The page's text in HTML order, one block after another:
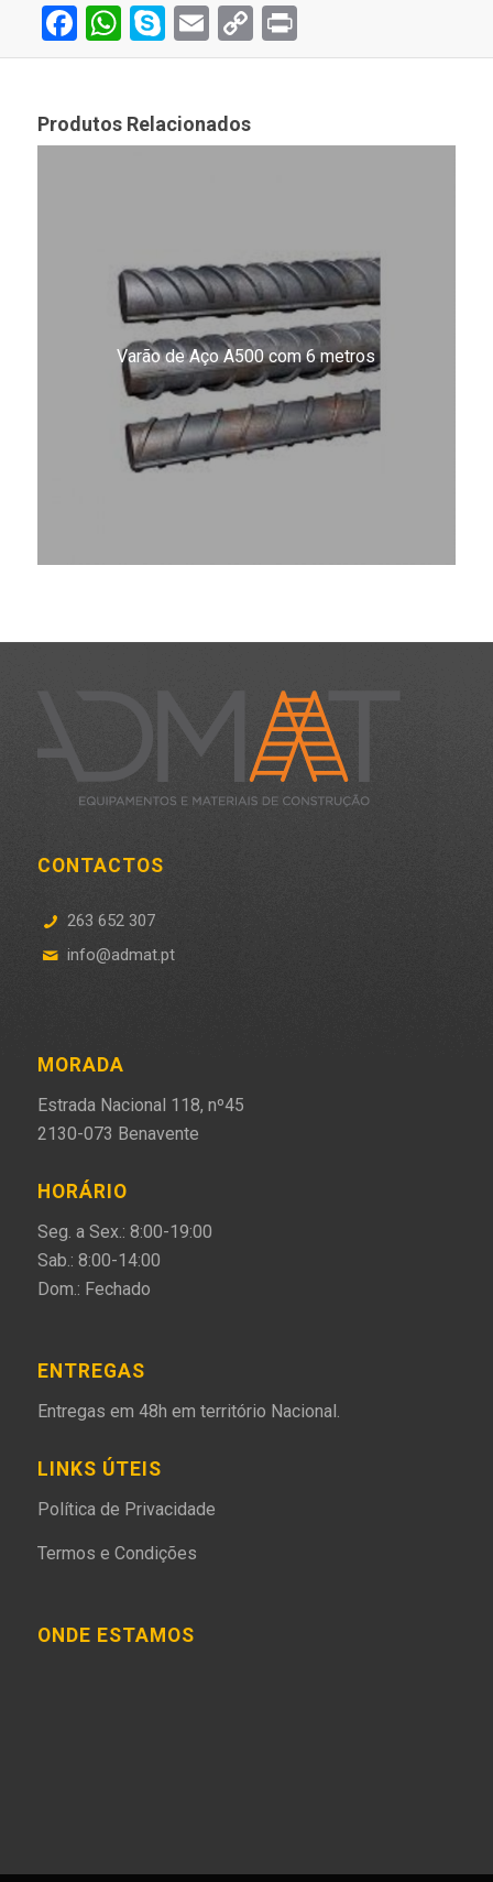
Facebook
WhatsApp
Skype
Email
Copy
Link
Print
Produtos Relacionados
Varão de Aço A500 com 6 metros
CONTACTOS
263 652 307
info@admat.pt
MORADA
Estrada Nacional 118, nº45
2130-073 Benavente
HORÁRIO
Seg. a Sex.: 8:00-19:00
Sab.: 8:00-14:00
Dom.: Fechado
ENTREGAS
Entregas em 48h em território Nacional.
LINKS ÚTEIS
Política de Privacidade
Termos e Condições
ONDE ESTAMOS